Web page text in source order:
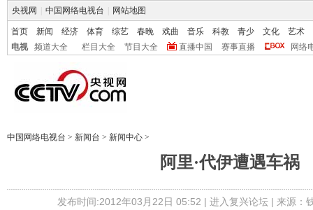
央视网 中国网络电视台 网站地图
首页 新闻 经济 体育 综艺 春晚 戏曲 音乐 科教 青少 文化
艺术
电视
频道大全 栏目大全 节目大全 直播中国 赛事直播 网络
中国网络电视台 > 新闻台 > 新闻中心 >
阿里·代伊遭遇车祸
发布时间:2012年03月22日 05:52 | 进入复兴论坛| 来源：